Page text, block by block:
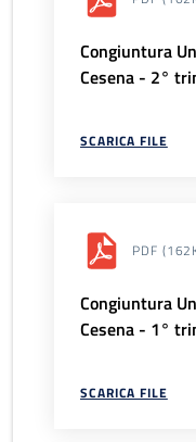
Congiuntura
Cesena - 2°
SCARICA FILE
PDF
Congiuntura
Cesena - 1°
SCARICA FILE